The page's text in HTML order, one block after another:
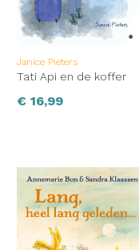
Janice Pieters
Tati Api en de koffer
€16,99